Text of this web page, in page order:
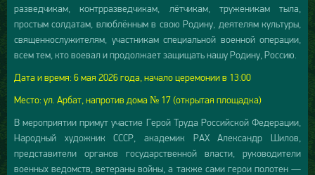
разведчикам, контрразведчикам, лётчикам, труженикам тыла,
простым солдатам, влюблённым в свою Родину, деятелям культуры,
священнослужителям, участникам специальной военной операции,
всем тем, кто воевал и продолжает защищать нашу Родину, Россию.
Дата и время: 6 мая 2026 года, начало церемонии в 13:00
Место: ул. Арбат, напротив дома № 17 (открытая площадка)
В мероприятии примут участие Герой Труда Российской Федерации,
Народный художник СССР, академик РАХ Александр Шилов,
представители органов государственной власти, руководители
военных ведомств, ветераны войны, а также сами герои полотен —